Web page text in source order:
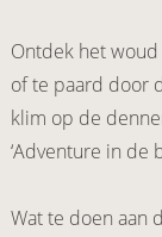
Ontdek het
of te paard door
klim op de
‘Adventure in de
Wat te doen aan